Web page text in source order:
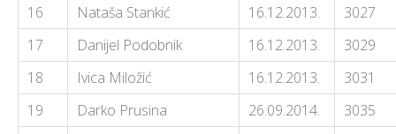
16
Nataša Stankić 16.12.2013.
3027
17
Danijel Podobnik 16.12.2013.
3029
18
Ivica Miložić 16.12.2013.
3031
19
Darko Prusina 26.09.2014.
3035